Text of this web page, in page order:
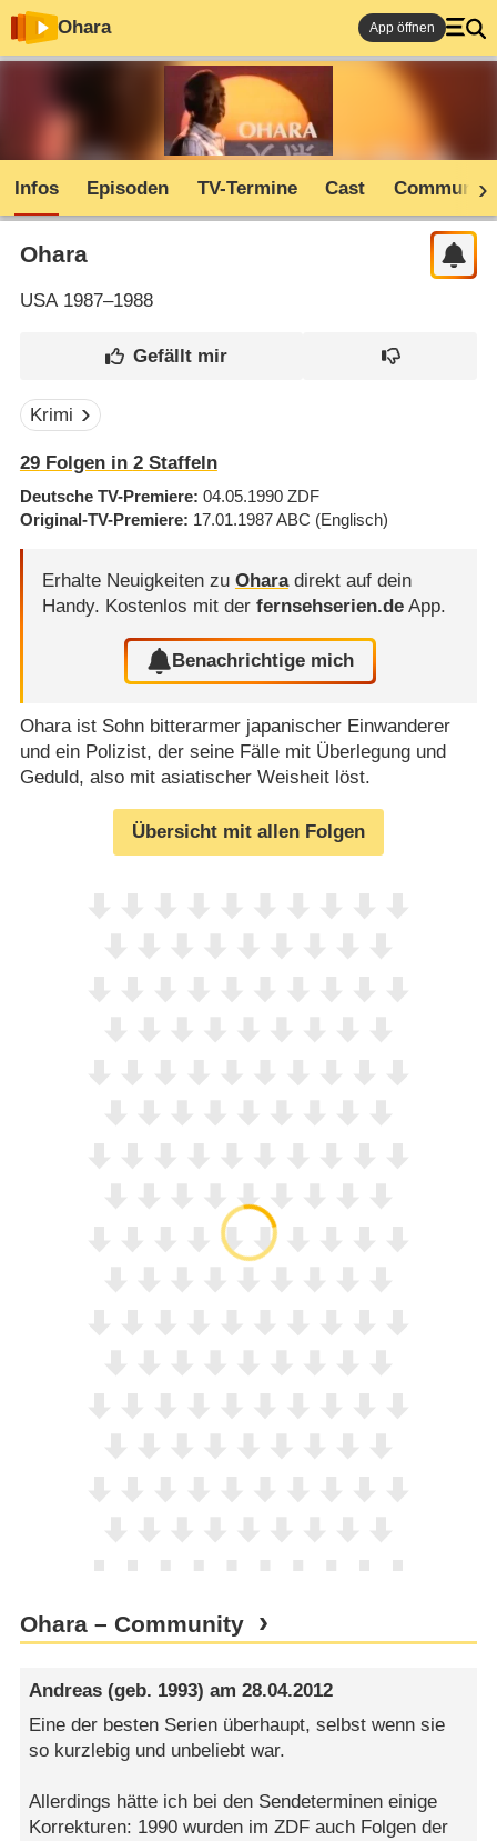
Ohara App öffnen
Infos Episoden TV-Termine Cast Community
Ohara
USA1987–1988
Krimi
29Folgen in 2Staffeln
Deutsche TV-Premiere 04.05.1990 ZDF
Original-TV-Premiere 17.01.1987ABC (Englisch)
Erhalte Neuigkeiten zu Oharadirekt auf dein
Handy. Kostenlos mit der fernsehserien.deApp.
Benachrichtige mich
Ohara ist Sohn bitterarmer japanischer Einwanderer
und ein Polizist, der seine Fälle mit Überlegung und
Geduld, also mit asiatischer Weisheit löst.
Übersicht mit allen Folgen
Ohara – Community
Andreas (geb. 1993) am28.04.2012
Eine der besten Serien überhaupt, selbst wenn sie
so kurzlebig und unbeliebt war.
Allerdings hätte ich bei den Sendeterminen einige
Korrekturen: 1990 wurden im ZDF auch Folgen der